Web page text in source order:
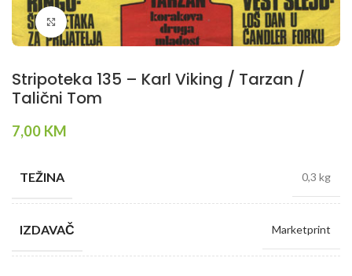
Klikni da povečaš
Stripoteka 135 – Karl Viking / Tarzan /
Talični Tom
7,00 KM
TEŽINA 0,3 kg
IZDAVAČ Marketprint